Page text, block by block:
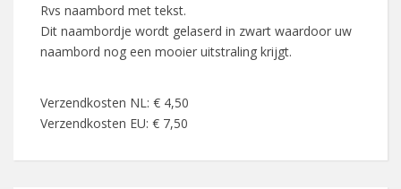
Rvs naambord met tekst.
Dit naambordje wordt gelaserd in zwart waardoor uw
naambord nog een mooier uitstraling krijgt.
Verzendkosten NL: € 4,50
Verzendkosten EU: € 7,50